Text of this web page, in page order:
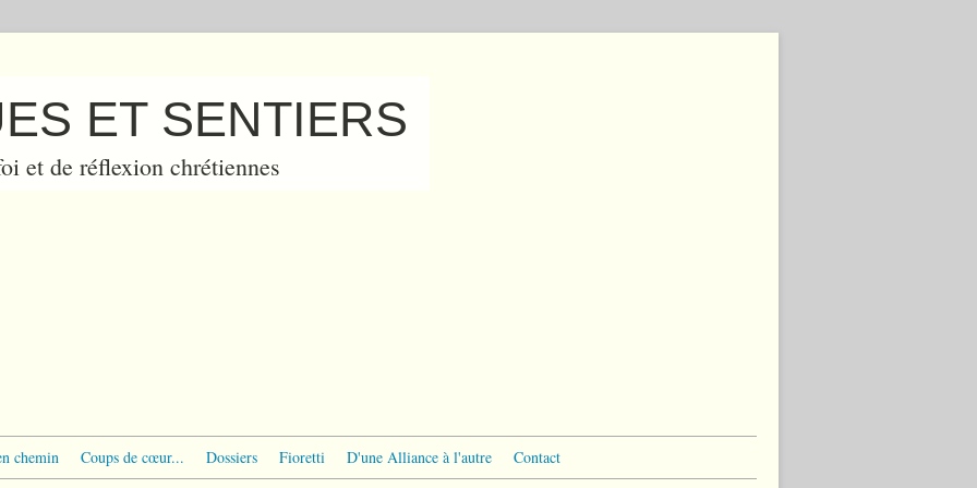
ET SENTIERS
et de réflexion chrétiennes
chemin Coups de cœur... Dossiers Fioretti D'une Alliance à l'autre Contact